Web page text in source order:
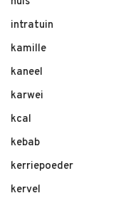
intratuin
kamille
kaneel
karwei
kcal
kebab
kerriepoeder
kervel